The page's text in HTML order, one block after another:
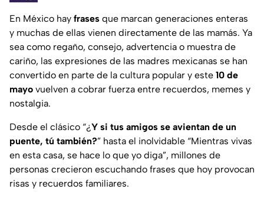
En México hay frases que marcan generaciones enteras
y muchas de ellas vienen directamente de las mamás. Ya
sea como regaño, consejo, advertencia o muestra de
cariño, las expresiones de las madres mexicanas se han
convertido en parte de la cultura popular y este 10 de
mayo vuelven a cobrar fuerza entre recuerdos, memes y
nostalgia.
Desde el clásico “¿Y si tus amigos se avientan de un
puente, tú también?” hasta el inolvidable “Mientras vivas
en esta casa, se hace lo que yo diga”, millones de
personas crecieron escuchando frases que hoy provocan
risas y recuerdos familiares.